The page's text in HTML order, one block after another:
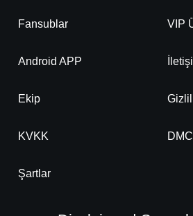
Fansublar VIP
Android APP
Ekip
KVKK
Şartlar